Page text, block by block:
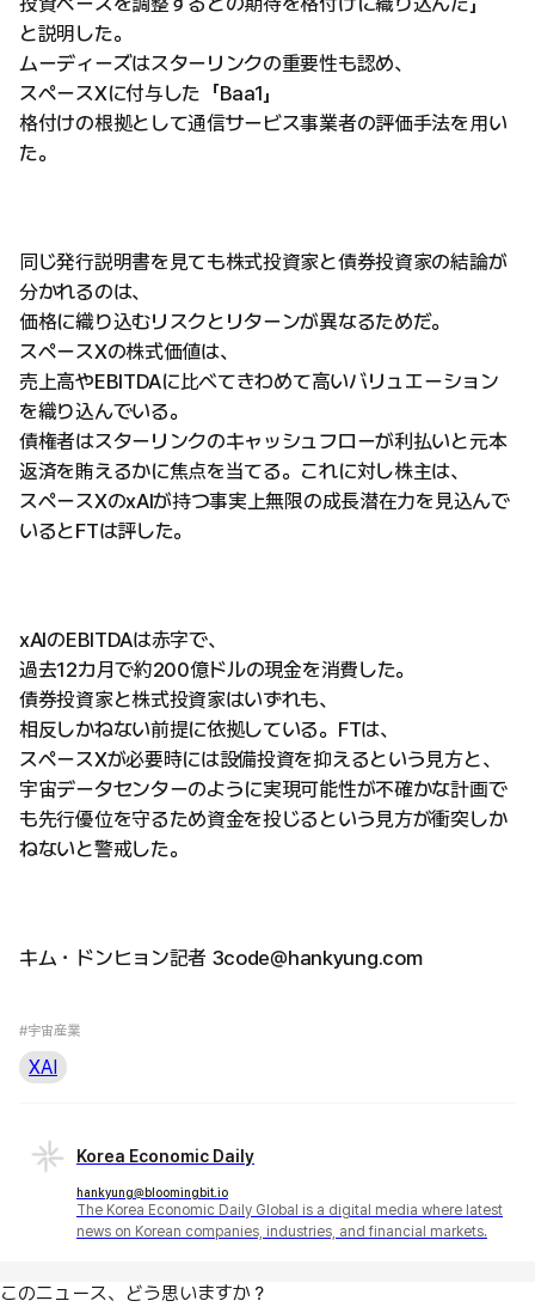
と説明した。
ムーディーズはスターリンクの重要性も認め、
スペースXに付与した「Baa1」
格付けの根拠として通信サービス事業者の評価手法を用い
た。
同じ発行説明書を見ても株式投資家と債券投資家の結論が
分かれるのは、
価格に織り込むリスクとリターンが異なるためだ。
スペースXの株式価値は、
売上高やEBITDAに比べてきわめて高いバリュエーション
を織り込んでいる。
債権者はスターリンクのキャッシュフローが利払いと元本
返済を賄えるかに焦点を当てる。これに対し株主は、
スペースXのxAIが持つ事実上無限の成長潜在力を見込んで
いるとFTは評した。
xAIのEBITDAは赤字で、
過去12カ月で約200億ドルの現金を消費した。
債券投資家と株式投資家はいずれも、
相反しかねない前提に依拠している。FTは、
スペースXが必要時には設備投資を抑えるという見方と、
宇宙データセンターのように実現可能性が不確かな計画で
も先行優位を守るため資金を投じるという見方が衝突しか
ねないと警戒した。
キム・ドンヒョン記者 3code@hankyung.com
#宇宙産業
XAI
Korea Economic Daily
hankyung@bloomingbit.io
The Korea Economic Daily Global is a digital media where latest
news on Korean companies, industries, and financial markets.
このニュース、どう思いますか？